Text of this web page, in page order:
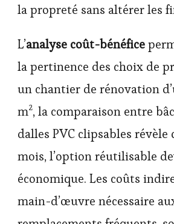
la propreté sans altérer les
L’analyse coût-bénéfice
la pertinence des choix de
un chantier de rénovation
m², la comparaison entre
dalles PVC clipsables révèle
mois, l’option réutilisable
économique. Les coûts
main-d’œuvre nécessaire